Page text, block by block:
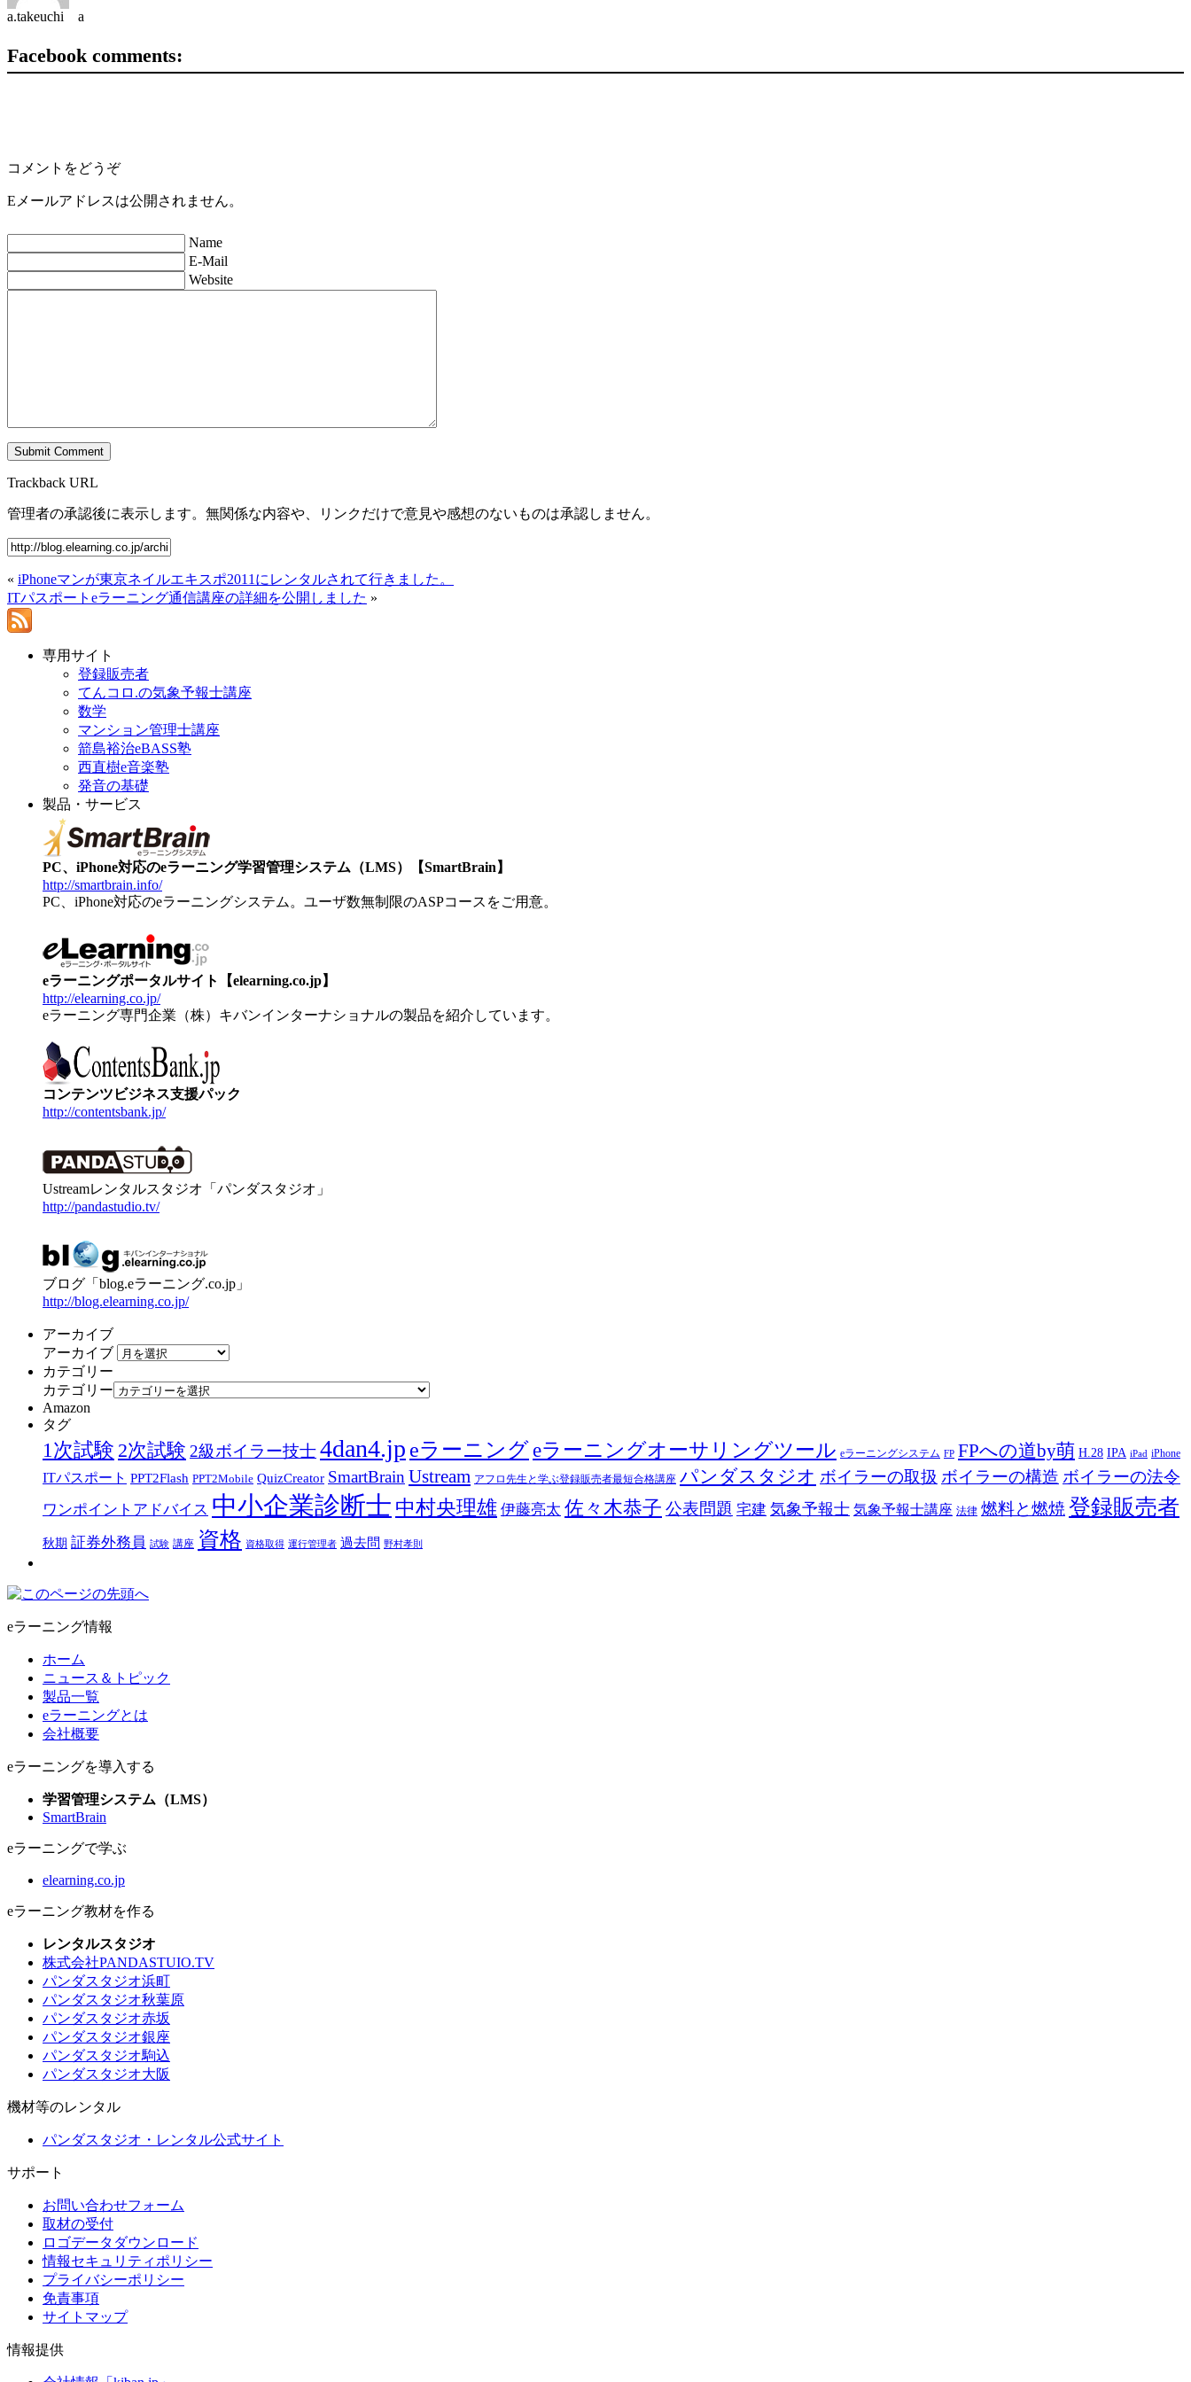
a.takeuchi a
Facebook comments:
コメントをどうぞ
Eメールアドレスは公開されません。
Name
E-Mail
Website
Trackback URL
管理者の承認後に表示します。無関係な内容や、リンクだけで意見や感想のないものは承認しません。
« iPhoneマンが東京ネイルエキスポ2011にレンタルされて行きました。
ITパスポートeラーニング通信講座の詳細を公開しました »
専用サイト
登録販売者
てんコロ.の気象予報士講座
数学
マンション管理士講座
箭島裕治eBASS塾
西直樹e音楽塾
発音の基礎
製品・サービス
PC、iPhone対応のeラーニング学習管理システム（LMS）【SmartBrain】
http://smartbrain.info/
PC、iPhone対応のeラーニングシステム。ユーザ数無制限のASPコースをご用意。
eラーニングポータルサイト【elearning.co.jp】
http://elearning.co.jp/
eラーニング専門企業（株）キバンインターナショナルの製品を紹介しています。
コンテンツビジネス支援パック
http://contentsbank.jp/
Ustreamレンタルスタジオ「パンダスタジオ」
http://pandastudio.tv/
ブログ「blog.eラーニング.co.jp」
http://blog.elearning.co.jp/
アーカイブ
アーカイブ
カテゴリー
カテゴリー
Amazon
タグ
1次試験 2次試験 2級ボイラー技士4dan4.jp eラーニング eラーニングオーサリングツール eラーニングシステム FP FPへの道by萌 H.28 IPA iPad iPhone
ITパスポート PPT2Flash PPT2Mobile QuizCreator SmartBrain Ustream アフロ先生と学ぶ登録販売者最短合格講座 パンダスタジオ ボイラーの取扱 ボイラーの構造 ボイラーの法令
ワンポイントアドバイス 中小企業診断士 中村央理雄 伊藤亮太 佐々木恭子 公表問題 宅建 気象予報士 気象予報士講座 法律 燃料と燃焼 登録販売者
秋期 証券外務員 試験 講座 資格 資格取得 運行管理者 過去問 野村孝則
eラーニング情報
ホーム
ニュース＆トピック
製品一覧
eラーニングとは
会社概要
eラーニングを導入する
学習管理システム（LMS）
SmartBrain
eラーニングで学ぶ
elearning.co.jp
eラーニング教材を作る
レンタルスタジオ
株式会社PANDASTUIO.TV
パンダスタジオ浜町
パンダスタジオ秋葉原
パンダスタジオ赤坂
パンダスタジオ銀座
パンダスタジオ駒込
パンダスタジオ大阪
機材等のレンタル
パンダスタジオ・レンタル公式サイト
サポート
お問い合わせフォーム
取材の受付
ロゴデータダウンロード
情報セキュリティポリシー
プライバシーポリシー
免責事項
サイトマップ
情報提供